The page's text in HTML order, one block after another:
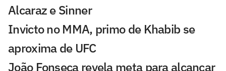
Alcaraz e Sinner
Invicto no MMA, primo de Khabib se
aproxima de UFC
João Fonseca revela meta para alcançar